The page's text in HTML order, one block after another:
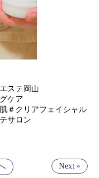
ステ岡山
ケア
＃クリアフェイシャル
サロン
Next »